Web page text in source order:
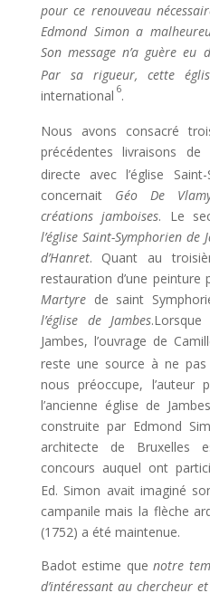
pour ce renouveau
Edmond Simon a
Son message n’a guère eu
Par sa rigueur, cette
international 6.
Nous avons consacré
précédentes livraisons de
directe avec l’église
concernait Géo De
créations jamboises. Le
l’église Saint-Symphorien de
d’Hanret. Quant au
restauration d’une peinture
Martyrede saint
l’église de Jambes
Jambes, l’ouvrage de
reste une source à ne
nous préoccupe, l’auteur
l’ancienne église de
construite par Edmond
architecte de Bruxelles
concours auquel ont
Ed. Simon avait imaginé
campanile mais la flèche
(1752) a été maintenue.
Badot estime quenotre
d’intéressant au chercheur